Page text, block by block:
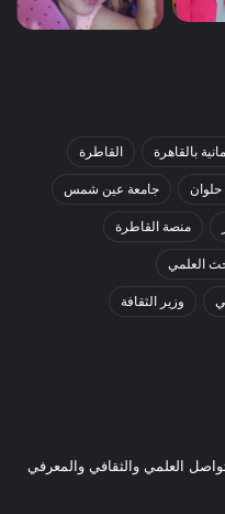
بالقاهرة القاطرة
حلوان جامعة عين شمس
منصة القاطرة
العلمي
وزير الثقافة
العلمي والثقافي والمعرفي